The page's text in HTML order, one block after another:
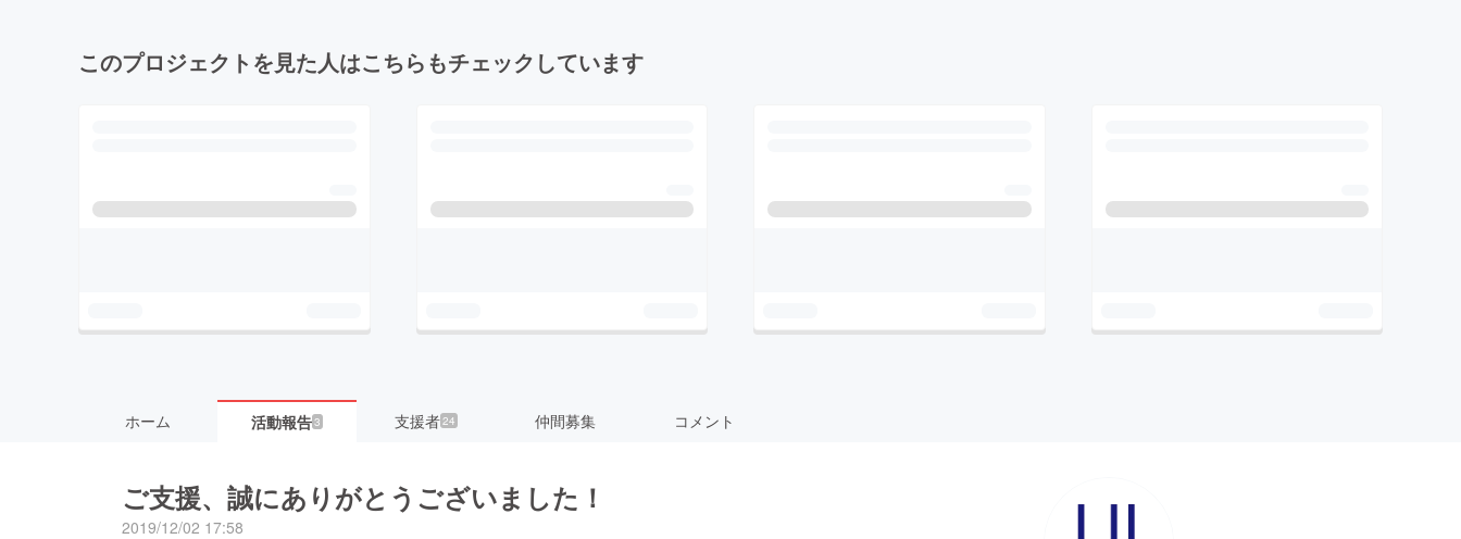
このプロジェクトを見た人はこちらもチェックしています
ホーム 活動報告3 支援者24 仲間募集 コメント
ご支援、誠にありがとうございました！
2019/12/02 17:58